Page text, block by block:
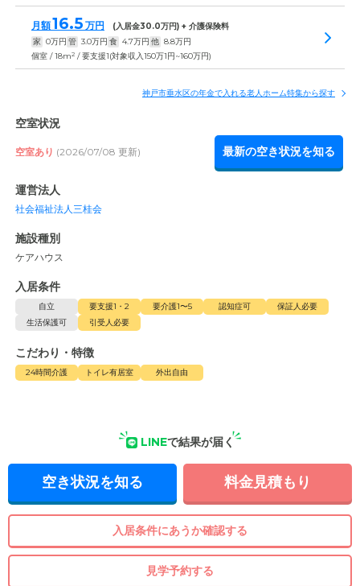
月額16.5 万円 (入居金30.0万円) + 介護保険料
家 0万円 管 3.0万円 食 4.7万円 他 8.8万円
個室 / 18m2 / 要支援1(対象収入150万1円~160万円)
神戸市垂水区の年金で入れる老人ホーム特集から探す
空室状況
空室あり (2026/07/08 更新) 最新の空き状況を知る
運営法人
社会福祉法人三桂会
施設種別
ケアハウス
入居条件
自立 要支援1・2 要介護1〜5 認知症可
保証人必要
生活保護可
引受人必要
こだわり・特徴
24時間介護 トイレ有居室 外出自由
LINEで結果が届く
空き状況を知る 料金見積もり
入居条件にあうか確認する
見学予約する